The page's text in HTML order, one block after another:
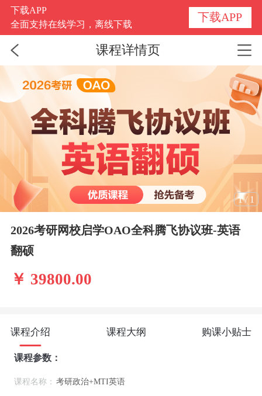
下载APP
全面支持在线学习，离线下载
下载APP
课程详情页
1/ 1
2026考研网校启学OAO全科腾飞协议班-英语
翻硕
￥ 39800.00
课程介绍 课程大纲 购课小贴士
课程参数：
课程名称： 考研政治+MTI英语